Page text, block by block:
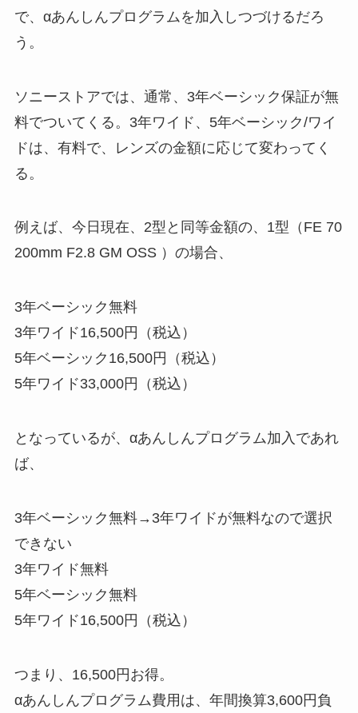
で、αあんしんプログラムを加入しつづけるだろ
う。
ソニーストアでは、通常、3年ベーシック保証が無
料でついてくる。3年ワイド、5年ベーシック/ワイ
ドは、有料で、レンズの金額に応じて変わってく
る。
例えば、今日現在、2型と同等金額の、1型（FE 70
200mm F2.8 GM OSS ）の場合、
3年ベーシック無料
3年ワイド16,500円（税込）
5年ベーシック16,500円（税込）
5年ワイド33,000円（税込）
となっているが、αあんしんプログラム加入であれ
ば、
3年ベーシック無料→3年ワイドが無料なので選択
できない
3年ワイド無料
5年ベーシック無料
5年ワイド16,500円（税込）
つまり、16,500円お得。
αあんしんプログラム費用は、年間換算3,600円負